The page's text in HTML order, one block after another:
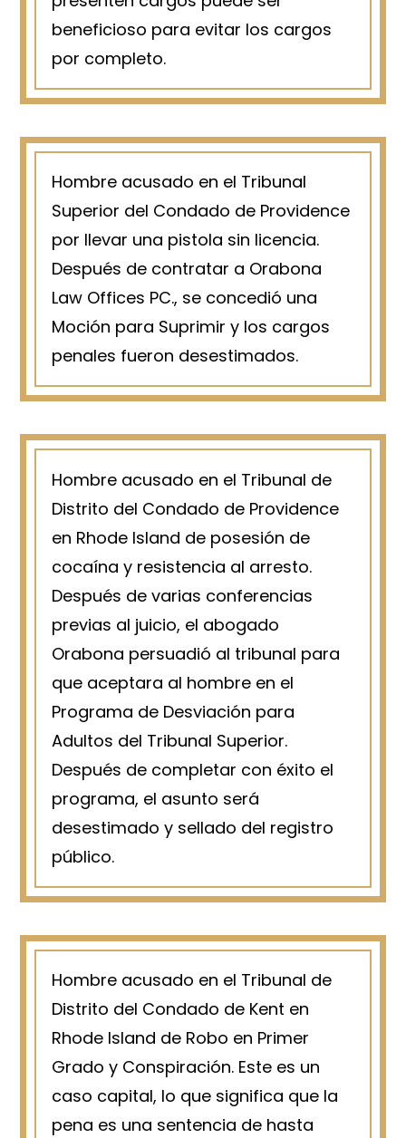
beneficioso para evitar los cargos
por completo.
Hombre acusado en el Tribunal
Superior del Condado de Providence
por llevar una pistola sin licencia.
Después de contratar a Orabona
Law Offices PC., se concedió una
Moción para Suprimir y los cargos
penales fueron desestimados.
Hombre acusado en el Tribunal de
Distrito del Condado de Providence
en Rhode Island de posesión de
cocaína y resistencia al arresto.
Después de varias conferencias
previas al juicio, el abogado
Orabona persuadió al tribunal para
que aceptara al hombre en el
Programa de Desviación para
Adultos del Tribunal Superior.
Después de completar con éxito el
programa, el asunto será
desestimado y sellado del registro
público.
Hombre acusado en el Tribunal de
Distrito del Condado de Kent en
Rhode Island de Robo en Primer
Grado y Conspiración. Este es un
caso capital, lo que significa que la
pena es una sentencia de hasta